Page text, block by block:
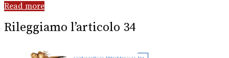
Read more
Rileggiamo l’articolo 34